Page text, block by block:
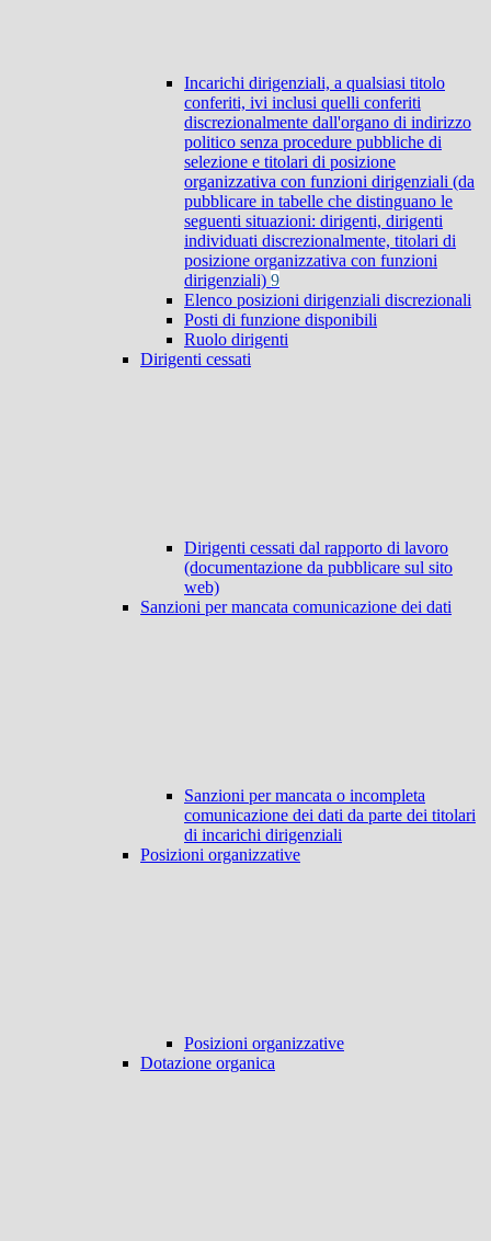
Incarichi dirigenziali, a qualsiasi titolo
conferiti, ivi inclusi quelli conferiti
discrezionalmente dall'organo di indirizzo
politico senza procedure pubbliche di
selezione e titolari di posizione
organizzativa con funzioni dirigenziali (da
pubblicare in tabelle che distinguano le
seguenti situazioni: dirigenti, dirigenti
individuati discrezionalmente, titolari di
posizione organizzativa con funzioni
dirigenziali) 9
Elenco posizioni dirigenziali discrezionali
Posti di funzione disponibili
Ruolo dirigenti
Dirigenti cessati
Dirigenti cessati dal rapporto di lavoro
(documentazione da pubblicare sul sito
web)
Sanzioni per mancata comunicazione dei dati
Sanzioni per mancata o incompleta
comunicazione dei dati da parte dei titolari
di incarichi dirigenziali
Posizioni organizzative
Posizioni organizzative
Dotazione organica